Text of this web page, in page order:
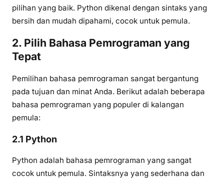
pilihan yang baik. Python dikenal dengan sintaks yang
bersih dan mudah dipahami, cocok untuk pemula.
2. Pilih Bahasa Pemrograman yang
Tepat
Pemilihan bahasa pemrograman sangat bergantung
pada tujuan dan minat Anda. Berikut adalah beberapa
bahasa pemrograman yang populer di kalangan
pemula:
2.1 Python
Python adalah bahasa pemrograman yang sangat
cocok untuk pemula. Sintaksnya yang sederhana dan